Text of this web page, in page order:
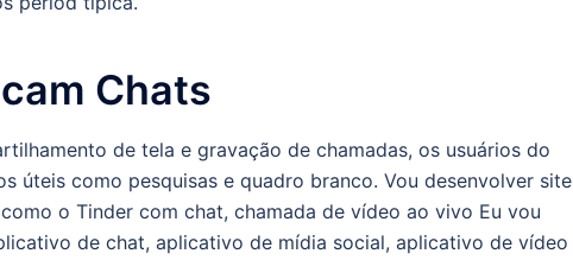
Chats
de tela e gravação de chamadas, os usuários do
úteis como pesquisas e quadro branco. Vou desenvolver site
o Tinder com chat, chamada de vídeo ao vivo Eu vou
de chat, aplicativo de mídia social, aplicativo de vídeo